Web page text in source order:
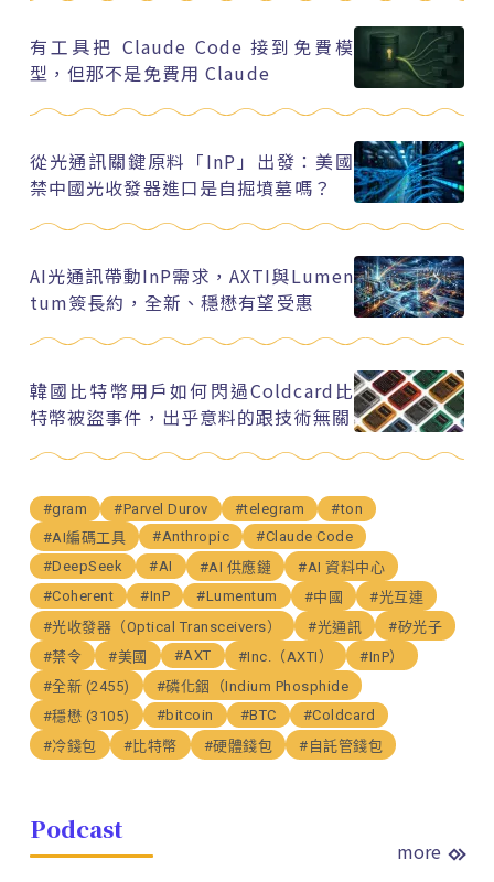
有工具把 Claude Code 接到免費模
型，但那不是免費用 Claude
從光通訊關鍵原料「InP」出發：美國
禁中國光收發器進口是自掘墳墓嗎？
AI光通訊帶動InP需求，AXTI與Lumen
tum簽長約，全新、穩懋有望受惠
韓國比特幣用戶如何閃過Coldcard比
特幣被盜事件，出乎意料的跟技術無關
#gram #Parvel Durov #telegram
#ton
#AI編碼工具
#Anthropic
#Claude Code
#DeepSeek
#AI #AI 供應鏈
#AI 資料中心
#Coherent
#InP #Lumentum #中國
#光互連
#光收發器（Optical Transceivers）
#光通訊
#矽光子
#禁令
#美國 #AXT #Inc.（AXTI）
#InP）
#全新 (2455)
#磷化銦（Indium Phosphide
#穩懋 (3105)
#bitcoin #BTC
#Coldcard
#冷錢包
#比特幣 #硬體錢包 #自託管錢包
Podcast
more